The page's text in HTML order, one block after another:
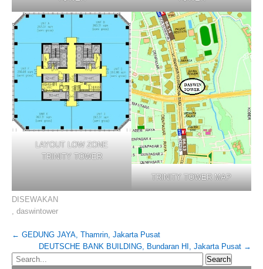
LAYOUT LOW ZONE
TRINITY TOWER
TRINITY TOWER MAP
DISEWAKAN
daswintower
Post
navigation
← GEDUNG JAYA, Thamrin, Jakarta Pusat
DEUTSCHE BANK BUILDING, Bundaran HI, Jakarta Pusat →